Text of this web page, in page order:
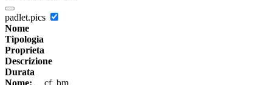
padlet.pics
Nome
Tipologia
Proprieta
Descrizione
Durata
Nome: __cf_bm